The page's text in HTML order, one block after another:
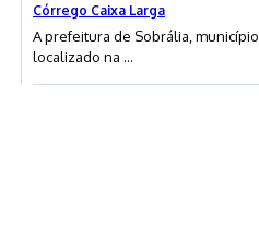
Córrego Caixa Larga
A prefeitura de Sobrália, município
localizado na ...